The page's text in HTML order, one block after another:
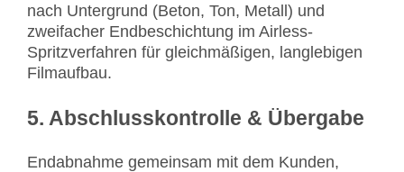
nach Untergrund (Beton, Ton, Metall) und
zweifacher Endbeschichtung im Airless-
Spritzverfahren für gleichmäßigen, langlebigen
Filmaufbau.
5. Abschlusskontrolle & Übergabe
Endabnahme gemeinsam mit dem Kunden,